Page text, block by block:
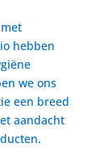
hebben
we ons
een breed
aandacht